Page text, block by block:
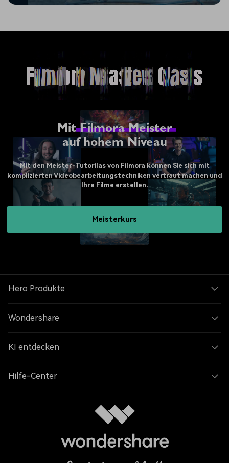
MitFilmora Meister
auf hohem Niveau
Mit den Meister-Tutorilas von Filmora können Sie sich mit
komplizierten Videobearbeitungstechniken vertraut machen und
Ihre Filme erstellen.
Meisterkurs
Hero Produkte
Wondershare
KI entdecken
Hilfe-Center